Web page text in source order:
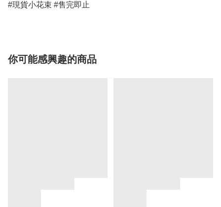
#現貨小花束 #售完即止
你可能感興趣的商品